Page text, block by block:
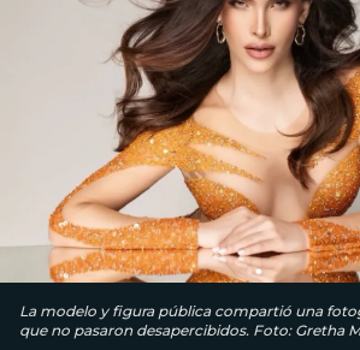
La modelo y figura pública compartió una
que no pasaron desapercibidos. Foto: Gretha